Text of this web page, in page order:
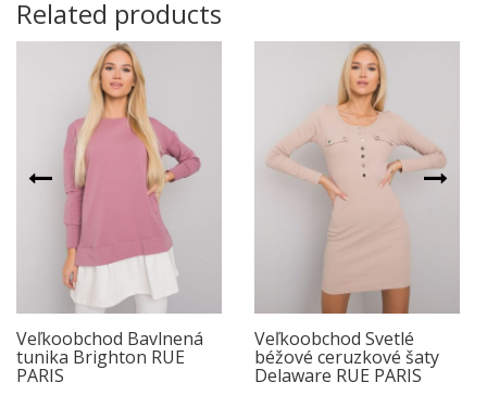
Related products
Veľkoobchod Bavlnená
tunika Brighton RUE
PARIS
Veľkoobchod Svetlé
béžové ceruzkové šaty
Delaware RUE PARIS